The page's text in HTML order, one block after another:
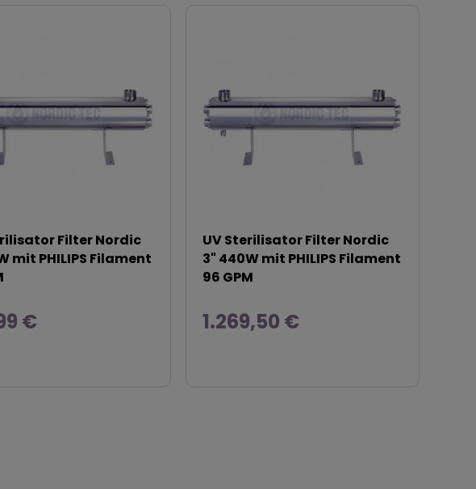
Filter Nordic
mit PHILIPS Filament
€
UV Sterilisator Filter Nordic
3" 440W mit PHILIPS Filament
96 GPM
1.269,50 €